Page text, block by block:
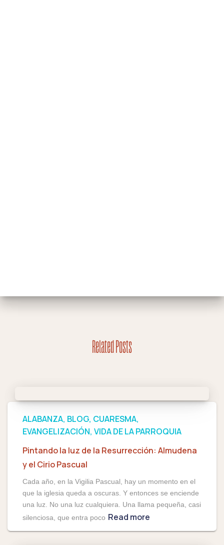
Related Posts
ALABANZA BLOG CUARESMA
EVANGELIZACIÓN VIDA DE LA PARROQUIA
Pintando la luz de la Resurrección: Almudena
y el Cirio Pascual
Cada año, en la Vigilia Pascual, hay un momento en el
que la iglesia queda a oscuras. Y entonces se enciende
una luz. No una luz cualquiera. Una llama pequeña, casi
silenciosa, que entra poco Read more